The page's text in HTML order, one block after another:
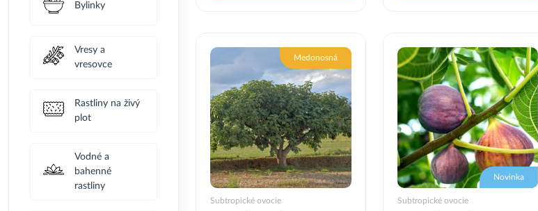
Bylinky
Vresy a
vresovce
Rastliny na živý
plot
Vodné a
bahenné
rastliny
Medonosná
Subtropické ovocie
Novinka
Subtropické ovocie